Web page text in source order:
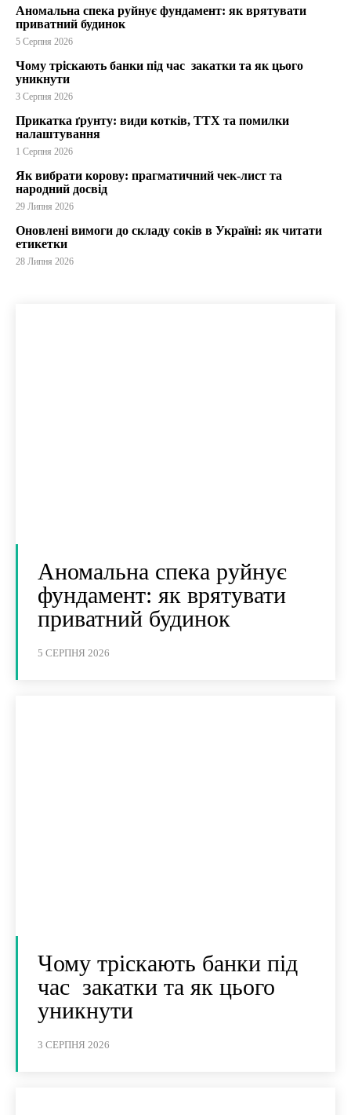
Аномальна спека руйнує фундамент: як врятувати
приватний будинок
5 Серпня 2026
Чому тріскають банки під час закатки та як цього
уникнути
3 Серпня 2026
Прикатка ґрунту: види котків, ТТХ та помилки
налаштування
1 Серпня 2026
Як вибрати корову: прагматичний чек-лист та
народний досвід
29 Липня 2026
Оновлені вимоги до складу соків в Україні: як читати
етикетки
28 Липня 2026
Аномальна спека руйнує
фундамент: як врятувати
приватний будинок
5 СЕРПНЯ 2026
Чому тріскають банки під
час закатки та як цього
уникнути
3 СЕРПНЯ 2026